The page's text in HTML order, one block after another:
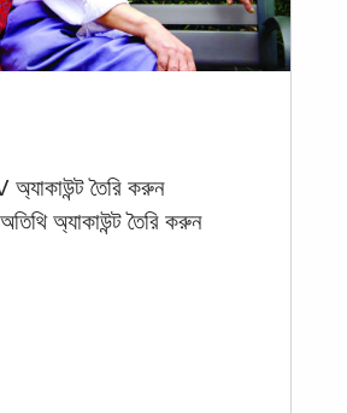
তৈরি করুন
অ্যাকাউন্ট তৈরি করুন